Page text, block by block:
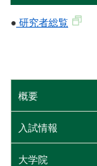
● 研究者総覧
概要
入試情報
大学院